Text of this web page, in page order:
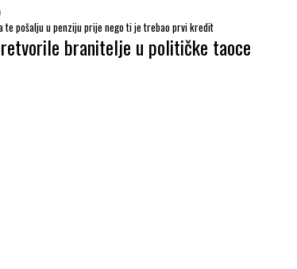
te pošalju u penziju prije nego ti je trebao prvi kredit
branitelje u političke taoce